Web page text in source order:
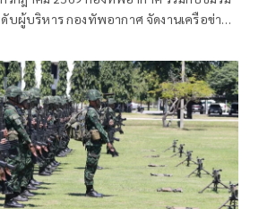
ศ เพื่อการประชาสัมพันธ์
างพระมหาธาตุเจดีย์ องค์ที่ 3
ผู้บริหาร กองทัพอากาศ จัดงานเครือข่าย
งการสร้างพระมหาธาตุเจดีย์ องค์ที่ 3 โดยมี
สรร คันธา ผู้บัญชาการทหารอากาศ เป็น
น พร้อมทั้งได้รับเกียรติจากผู้บริหารองค์กร
ชน